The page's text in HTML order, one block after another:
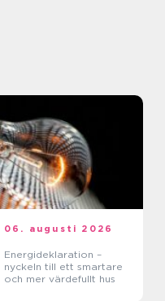
06. augusti 2026
Energideklaration –
nyckeln till ett smartare
och mer värdefullt hus